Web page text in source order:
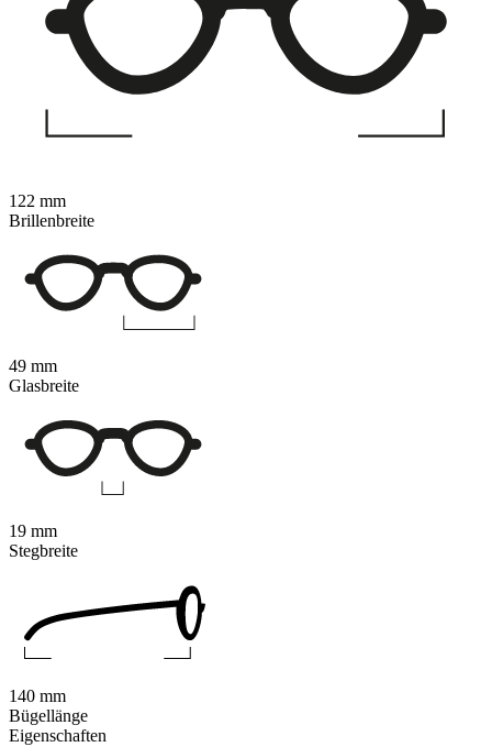
Eigenschaften
122 mm
Brillenbreite
49 mm
Glasbreite
19 mm
Stegbreite
140 mm
Bügellänge